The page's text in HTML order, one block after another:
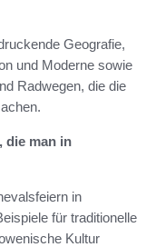
Geografie,
und Moderne sowie
Radwegen, die die
die man in
in
für traditionelle
Kultur